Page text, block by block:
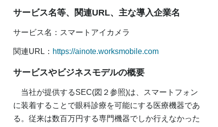
サービス名等、関連URL、主な導入企業名
サービス名：スマートアイカメラ
関連URL： https://ainote.worksmobile.com
サービスやビジネスモデルの概要
当社が提供するSEC(図２参照)は、スマートフォン
に装着することで眼科診療を可能にする医療機器であ
る。従来は数百万円する専門機器でしか行えなかった